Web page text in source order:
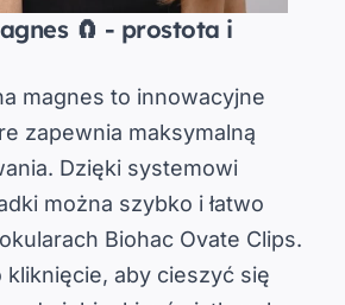
🧲 - prostota i
magnes to innowacyjne
zapewnia maksymalną
Dzięki systemowi
można szybko i łatwo
Biohac Ovate Clips.
aby cieszyć się